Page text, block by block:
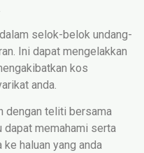
selok-belok undang-
Ini dapat mengelakkan
kos
anda.
dengan teliti bersama
dapat memahami serta
haluan yang anda